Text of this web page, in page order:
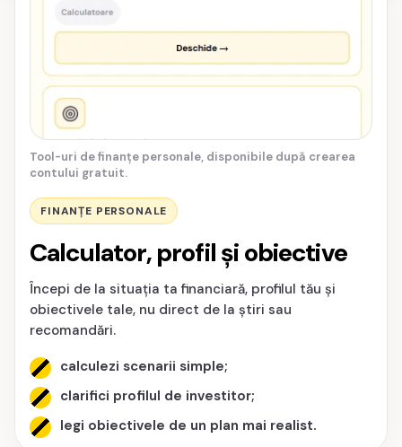
Tool-uri de finanțe personale, disponibile după crearea
contului gratuit.
FINANȚE PERSONALE
Calculator, profil și obiective
Începi de la situația ta financiară, profilul tău și
obiectivele tale, nu direct de la știri sau
recomandări.
calculezi scenarii simple;
clarifici profilul de investitor;
legi obiectivele de un plan mai realist.